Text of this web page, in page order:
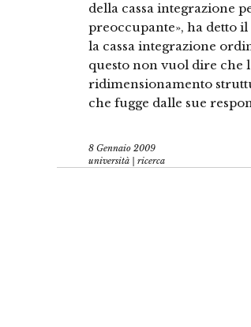
della cassa integrazione
preoccupante», ha detto
la cassa integrazione
questo non vuol dire che
ridimensionamento
che fugge dalle sue
8 Gennaio 2009
università | ricerca